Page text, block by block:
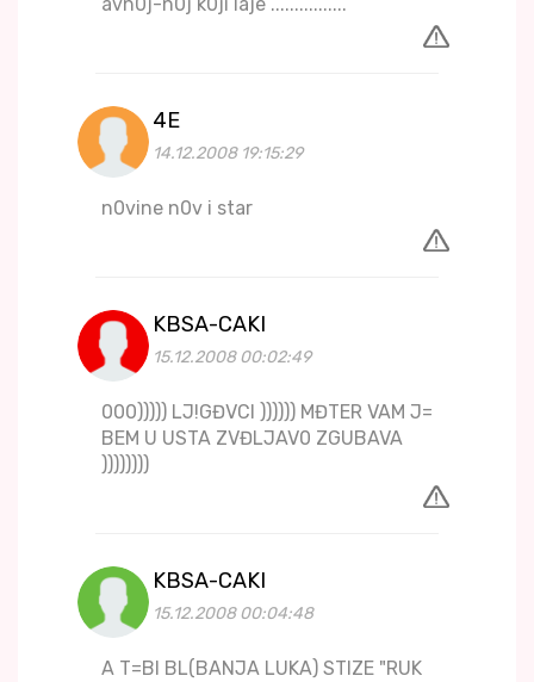
4E
14.12.2008 19:15:29
n0vine n0v i star
KBSA-CAKI
15.12.2008 00:02:49
000))))) LJ!GĐVCI )))))) MĐTER VAM J=
BEM U USTA ZVĐLJAV0 ZGUBAVA
))))))))
KBSA-CAKI
15.12.2008 00:04:48
A T=BI BL(BANJA LUKA) STIZE "RUK